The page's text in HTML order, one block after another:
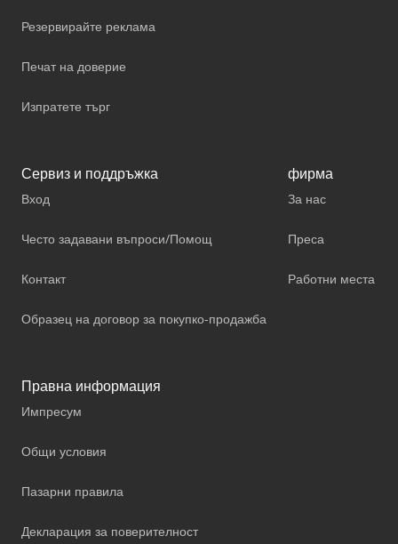
Резервирайте реклама
Печат на доверие
Изпратете търг
Сервиз и поддръжка
Вход
Често задавани въпроси/Помощ
Контакт
Образец на договор за покупко-продажба
фирма
За нас
Преса
Работни места
Правна информация
Импресум
Общи условия
Пазарни правила
Декларация за поверителност